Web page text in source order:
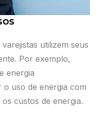
utilizem seus
Por exemplo,
energia
o uso de energia com
custos de energia.